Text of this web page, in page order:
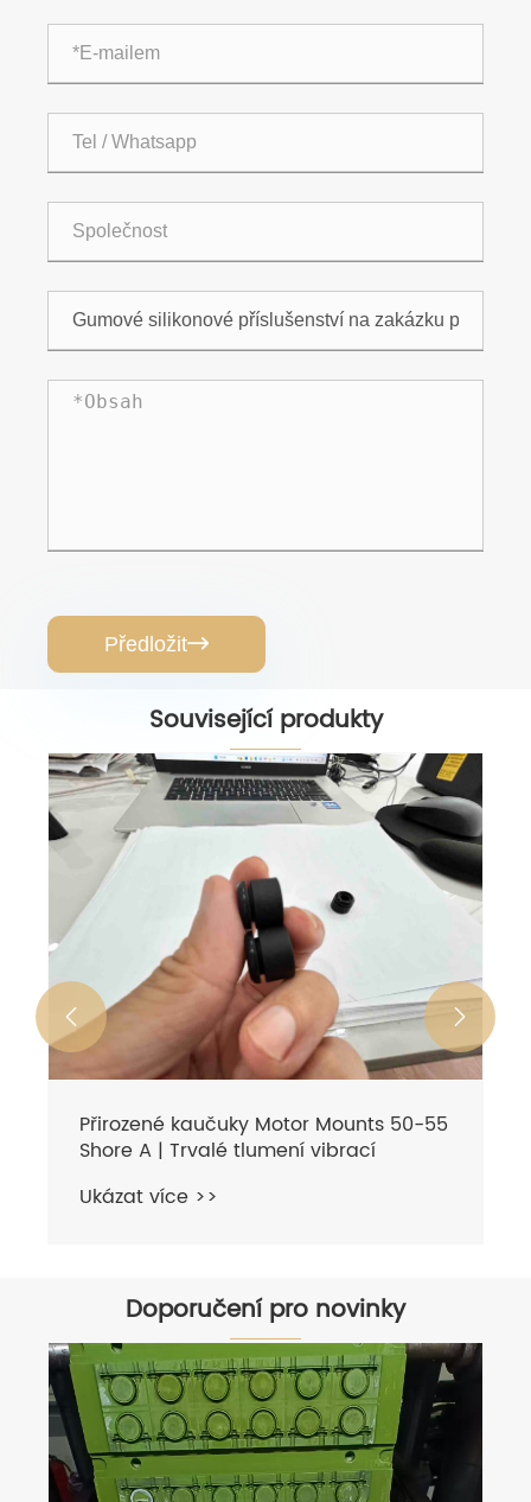
Předložit
Související produkty
Sanitární odtokový ventil Pureflow
EPDM
Ukázat více >>
 
Doporučení pro novinky
Odeslání továrně vyráběných
čerpadel pro export z Zuanli (načítání
kontejneru - dnes)
Ukázat více >>